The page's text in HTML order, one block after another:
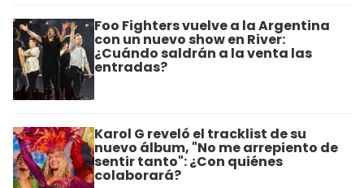
Foo Fighters vuelve a la Argentina
con un nuevo show en River:
¿Cuándo saldrán a la venta las
entradas?
Karol G reveló el tracklist de su
nuevo álbum, "No me arrepiento de
sentir tanto": ¿Con quiénes
colaborará?